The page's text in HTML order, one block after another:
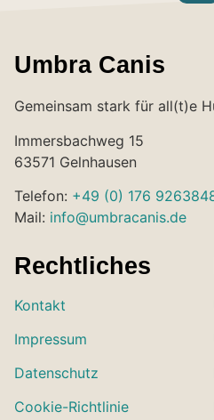
Umbra Canis
Gemeinsam stark für all(t)e
Immersbachweg 15
63571 Gelnhausen
Telefon: +49 (0) 176
Mail: info@umbracanis.de
Rechtliches
Kontakt
Impressum
Datenschutz
Cookie-Richtlinie